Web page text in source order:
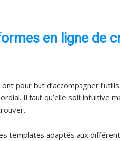
en ligne de
pour but d’accompagner
Il faut qu’elle soit intuitive
templates adaptés aux